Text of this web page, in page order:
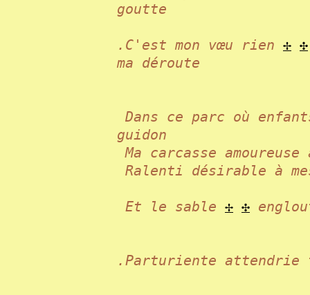
goutte
.C'est mon vœu rien ✢ ✣
ma déroute
Dans ce parc où
guidon
Ma carcasse
Ralenti désirable à
Et le sable ✢ ✣
.Parturiente